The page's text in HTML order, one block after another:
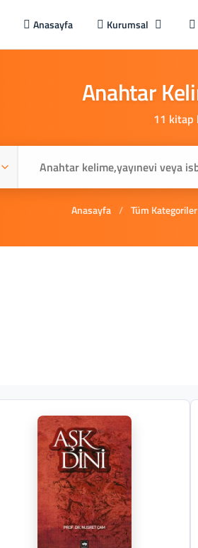
Anasayfa Kurumsal
Anahtar
11 kitap
Anasayfa / Tüm Kategoriler